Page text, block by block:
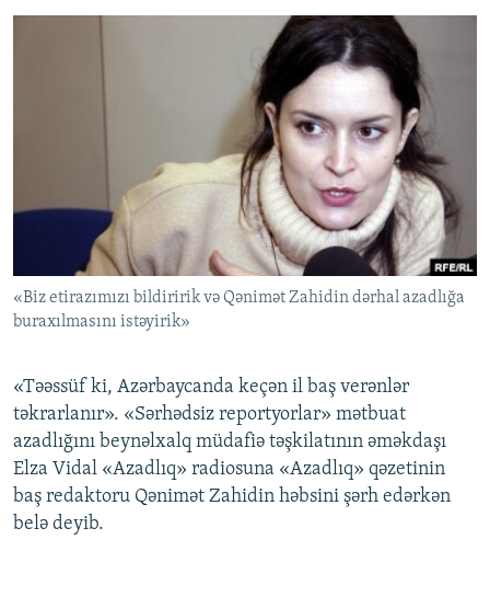
KARIKATURA
AZƏRBAYCAN ƏDƏBIYYATI KITABXANASI
İSLAM VƏ DEMOKRATIYA
İZ - MƏDƏNIYYƏT PROQRAMI
PEŞƏ ETIKASI VƏ JURNALISTIKA STANDARTLARIMIZ
MATERIALLARIMIZDAN ISTIFADƏ
AZADLIQRADIOSU MOBIL TELEFONUNUZDA
XƏBƏR BÜLLETENLƏRIMIZ
BIZI IZLƏ
RFE/RL-in bütün saytları
«Biz etirazımızı bildiririk və Qənimət Zahidin dərhal azadlığa
buraxılmasını istəyirik»
«Təəssüf ki, Azərbaycanda keçən il baş verənlər
təkrarlanır». «Sərhədsiz reportyorlar» mətbuat
azadlığını beynəlxalq müdafiə təşkilatının əməkdaşı
Elza Vidal «Azadlıq» radiosuna «Azadlıq» qəzetinin
baş redaktoru Qənimət Zahidin həbsini şərh edərkən
belə deyib.